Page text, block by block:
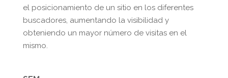
el posicionamiento de un sitio en los diferentes
buscadores, aumentando la visibilidad y
obteniendo un mayor número de visitas en el
mismo.